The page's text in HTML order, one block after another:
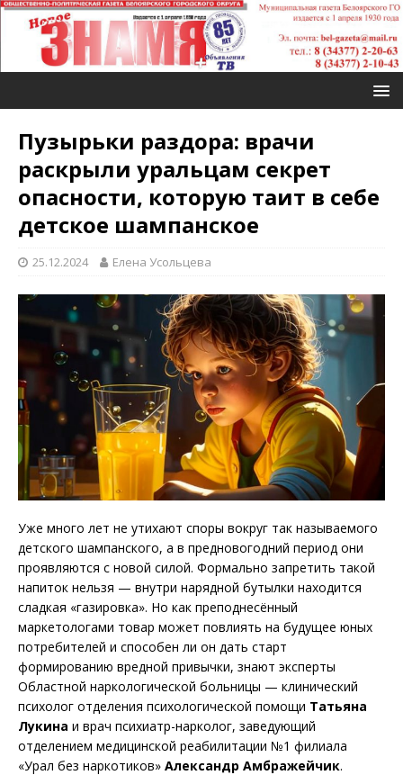
Пузырьки раздора: врачи
раскрыли уральцам секрет
опасности, которую таит в себе
детское шампанское
25.12.2024 Елена Усольцева
Уже много лет не утихают споры вокруг так называемого
детского шампанского, а в предновогодний период они
проявляются с новой силой. Формально запретить такой
напиток нельзя — внутри нарядной бутылки находится
сладкая «газировка». Но как преподнесённый
маркетологами товар может повлиять на будущее юных
потребителей и способен ли он дать старт
формированию вредной привычки, знают эксперты
Областной наркологической больницы — клинический
психолог отделения психологической помощи Татьяна
Лукина и врач психиатр-нарколог, заведующий
отделением медицинской реабилитации №1 филиала
«Урал без наркотиков» Александр Амбражейчик.